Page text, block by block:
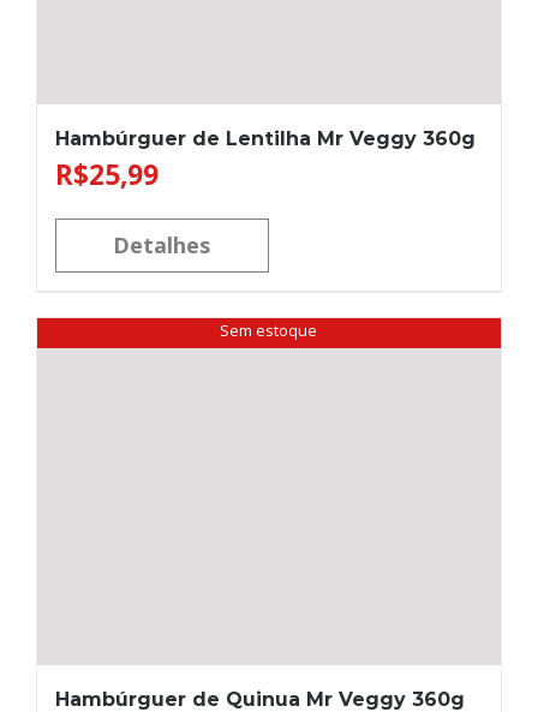
Hambúrguer de Lentilha Mr Veggy 360g
R$25,99
Detalhes
Sem estoque
Hambúrguer de Quinua Mr Veggy 360g